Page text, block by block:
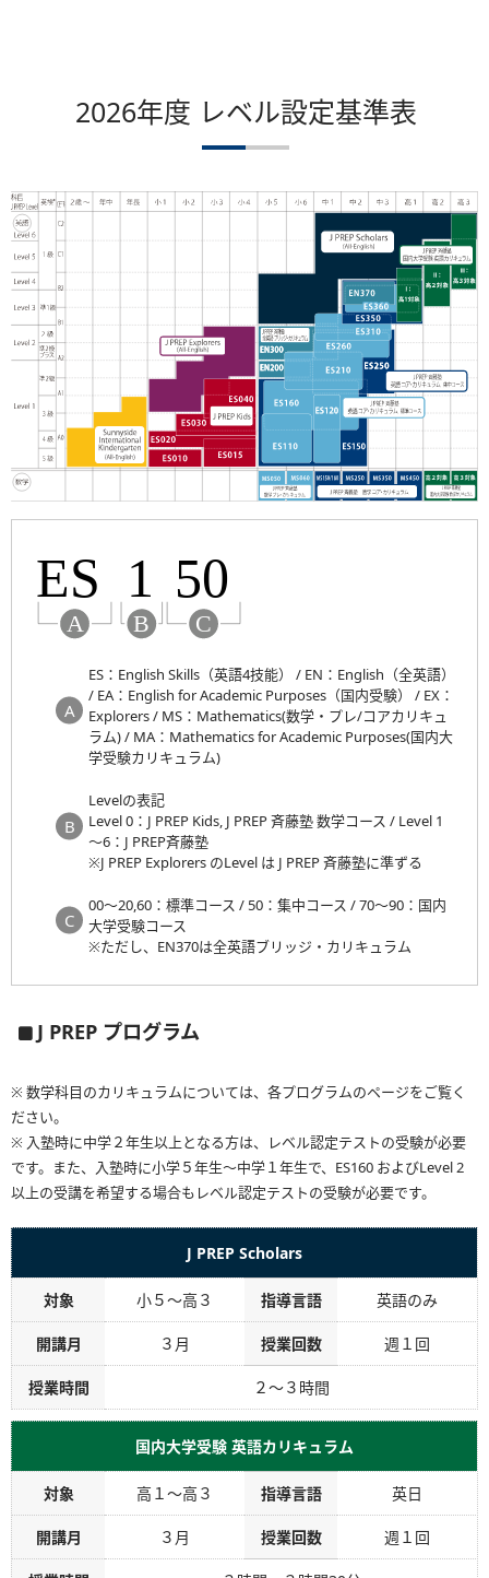
2026年度 レベル設定基準表
ES：English Skills（英語4技能） / EN：English（全英語）
/ EA：English for Academic Purposes（国内受験） / EX：
Explorers / MS：Mathematics(数学・プレ/コアカリキュ
ラム) / MA：Mathematics for Academic Purposes(国内大
学受験カリキュラム)
Levelの表記
Level 0：J PREP Kids, J PREP 斉藤塾 数学コース / Level 1
～6：J PREP斉藤塾
※J PREP Explorers のLevel は J PREP 斉藤塾に準ずる
00～20,60：標準コース / 50：集中コース / 70～90：国内
大学受験コース
※ただし、EN370は全英語ブリッジ・カリキュラム
J PREP プログラム
※ 数学科目のカリキュラムについては、各プログラムのページをご覧く
ださい。
※ 入塾時に中学２年生以上となる方は、レベル認定テストの受験が必要
です。また、入塾時に小学５年生～中学１年生で、ES160 およびLevel 2
以上の受講を希望する場合もレベル認定テストの受験が必要です。
J PREP Scholars
対象 小５～高３ 指導言語 英語のみ
開講月 ３月 授業回数 週１回
授業時間 ２～３時間
国内大学受験 英語カリキュラム
対象 高１～高３ 指導言語 英日
開講月 ３月 授業回数 週１回